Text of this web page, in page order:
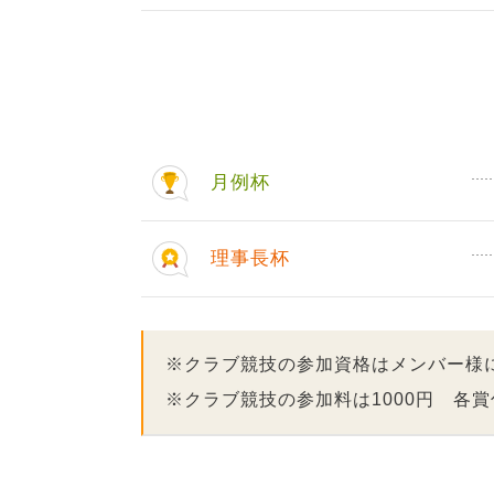
月例杯
理事長杯
※クラブ競技の参加資格はメンバー様
※クラブ競技の参加料は1000円 各賞